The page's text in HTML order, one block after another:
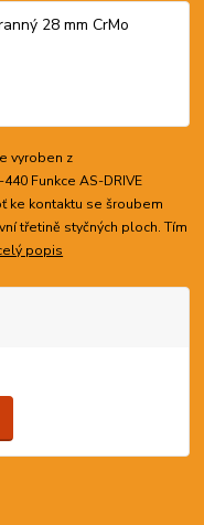
vyroben z
Funkce AS-DRIVE
ke kontaktu se šroubem
třetině styčných ploch. Tím
popis